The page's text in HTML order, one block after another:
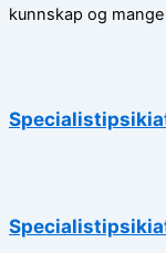
kunnskap og